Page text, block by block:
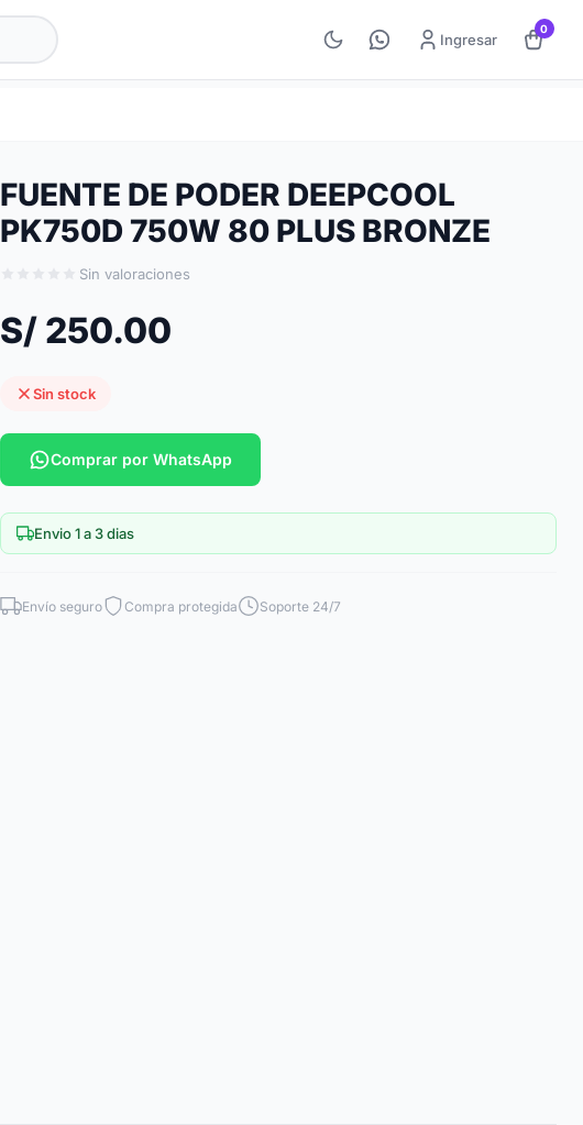
Ingresar
0
FUENTE DE PODER DEEPCOOL
PK750D 750W 80 PLUS BRONZE
Sin valoraciones
S/ 250.00
Sin stock
Comprar por WhatsApp
Envio 1 a 3 dias
Envío seguro Compra protegida Soporte 24/7